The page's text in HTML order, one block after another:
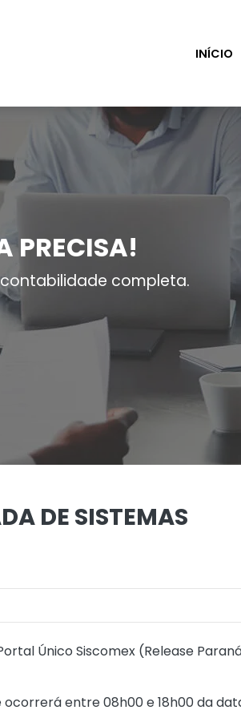
INÍCIO
PRECISA!
completa.
DE SISTEMAS
Único Siscomex (Release
entre 08h00 e 18h00 da